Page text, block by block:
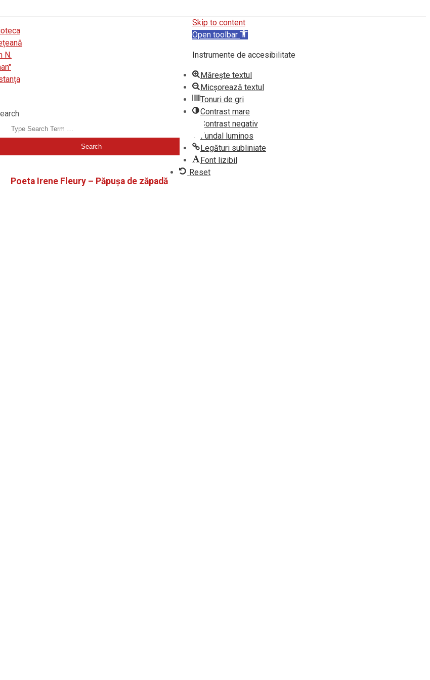
JUDEȚEANĂ "IOAN N. ROMAN" CONSTANȚA
Poeta Irene Fleury – Păpușa de zăpadă
Skip to content
Open toolbar
Instrumente de accesibilitate
Mărește textul
Micșorează textul
Tonuri de gri
Contrast mare
Contrast negativ
Fundal luminos
Legături subliniate
Font lizibil
Reset